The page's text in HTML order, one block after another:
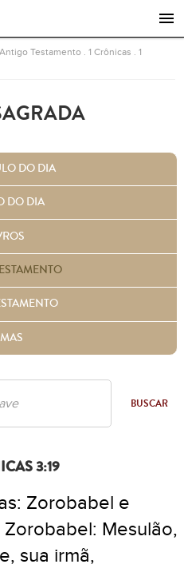
Antigo Testamento .1 Crônicas .1
DO DIA
DO DIA
BUSCAR
3:19
Zorobabel e
Mesulão,
sua irmã,